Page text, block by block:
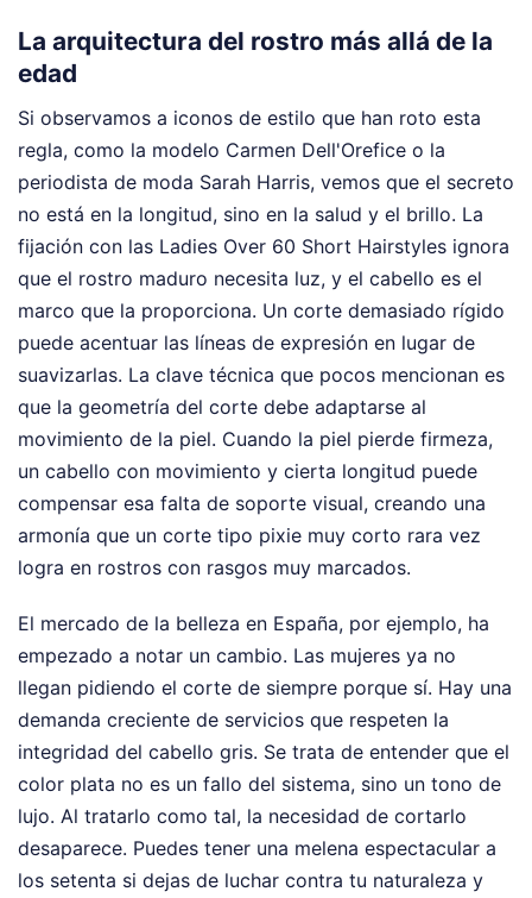
La arquitectura del rostro más allá de la
edad
Si observamos a iconos de estilo que han roto esta
regla, como la modelo Carmen Dell'Orefice o la
periodista de moda Sarah Harris, vemos que el secreto
no está en la longitud, sino en la salud y el brillo. La
fijación con las Ladies Over 60 Short Hairstyles ignora
que el rostro maduro necesita luz, y el cabello es el
marco que la proporciona. Un corte demasiado rígido
puede acentuar las líneas de expresión en lugar de
suavizarlas. La clave técnica que pocos mencionan es
que la geometría del corte debe adaptarse al
movimiento de la piel. Cuando la piel pierde firmeza,
un cabello con movimiento y cierta longitud puede
compensar esa falta de soporte visual, creando una
armonía que un corte tipo pixie muy corto rara vez
logra en rostros con rasgos muy marcados.
El mercado de la belleza en España, por ejemplo, ha
empezado a notar un cambio. Las mujeres ya no
llegan pidiendo el corte de siempre porque sí. Hay una
demanda creciente de servicios que respeten la
integridad del cabello gris. Se trata de entender que el
color plata no es un fallo del sistema, sino un tono de
lujo. Al tratarlo como tal, la necesidad de cortarlo
desaparece. Puedes tener una melena espectacular a
los setenta si dejas de luchar contra tu naturaleza y